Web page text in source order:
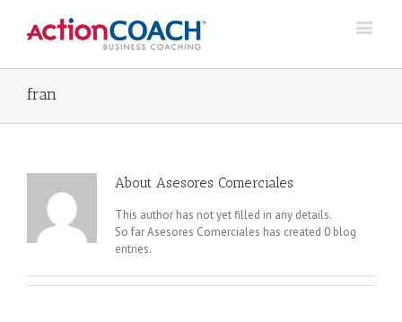
fran
About Asesores Comerciales
This author has not yet filled in any details.
So far Asesores Comerciales has created 0 blog
entries.